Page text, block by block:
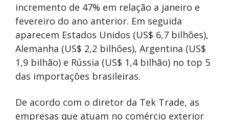
incremento de 47% em relação a janeiro e
fevereiro do ano anterior. Em seguida
aparecem Estados Unidos (US$ 6,7 bilhões),
Alemanha (US$ 2,2 bilhões), Argentina (US$
1,9 bilhão) e Rússia (US$ 1,4 bilhão) no top 5
das importações brasileiras.
De acordo com o diretor da Tek Trade, as
empresas que atuam no comércio exterior